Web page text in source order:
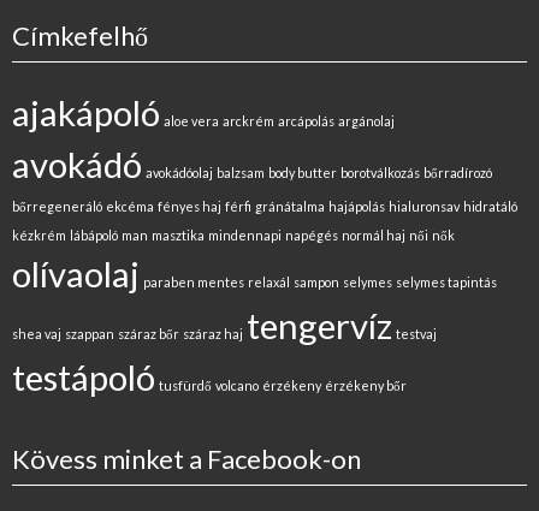
Címkefelhő
ajakápoló aloe vera arckrém arcápolás argánolaj
avokádó avokádóolaj balzsam body butter borotválkozás bőrradírozó
bőrregeneráló ekcéma fényes haj férfi gránátalma hajápolás hialuronsav hidratáló
kézkrém lábápoló man masztika mindennapi napégés normál haj női nők
olívaolaj paraben mentes relaxál sampon selymes selymes tapintás
shea vaj szappan száraz bőr száraz haj tengervíz testvaj
testápoló tusfürdő volcano érzékeny érzékeny bőr
Kövess minket a Facebook-on